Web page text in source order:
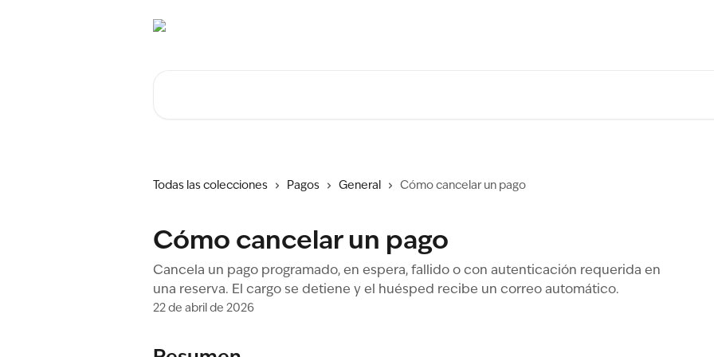
Todas las colecciones Pagos General Cómo cancelar un pago
Cómo cancelar un pago
Cancela un pago programado, en espera, fallido o con autenticación requerida en
una reserva. El cargo se detiene y el huésped recibe un correo automático.
22 de abril de 2026